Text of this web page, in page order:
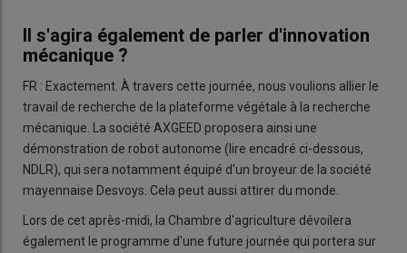
Il s'agira également de parler d'innovation
mécanique ?
FR : Exactement. À travers cette journée, nous voulions allier le
travail de recherche de la plateforme végétale à la recherche
mécanique. La société AXGEED proposera ainsi une
démonstration de robot autonome (lire encadré ci-dessous,
NDLR), qui sera notamment équipé d'un broyeur de la société
mayennaise Desvoys. Cela peut aussi attirer du monde.
Lors de cet après-midi, la Chambre d'agriculture dévoilera
également le programme d'une future journée qui portera sur